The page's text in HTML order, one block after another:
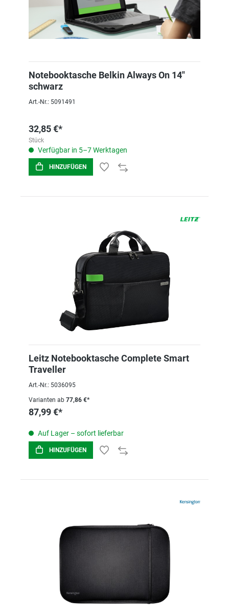
Notebooktasche Belkin Always On 14"
schwarz
Art.-Nr.: 5091491
32,85 €*
Stück
Verfügbar in 5–7 Werktagen
HINZUFÜGEN
Leitz Notebooktasche Complete Smart
Traveller
Art.-Nr.: 5036095
Varianten ab 77,86 €*
87,99 €*
Auf Lager – sofort lieferbar
HINZUFÜGEN